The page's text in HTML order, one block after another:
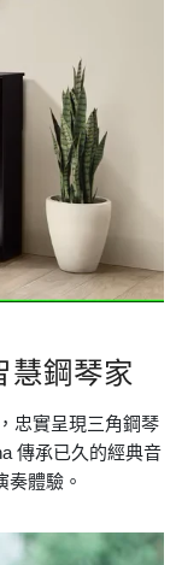
慧鋼琴家
忠實呈現三角鋼琴
傳承已久的經典音
體驗。